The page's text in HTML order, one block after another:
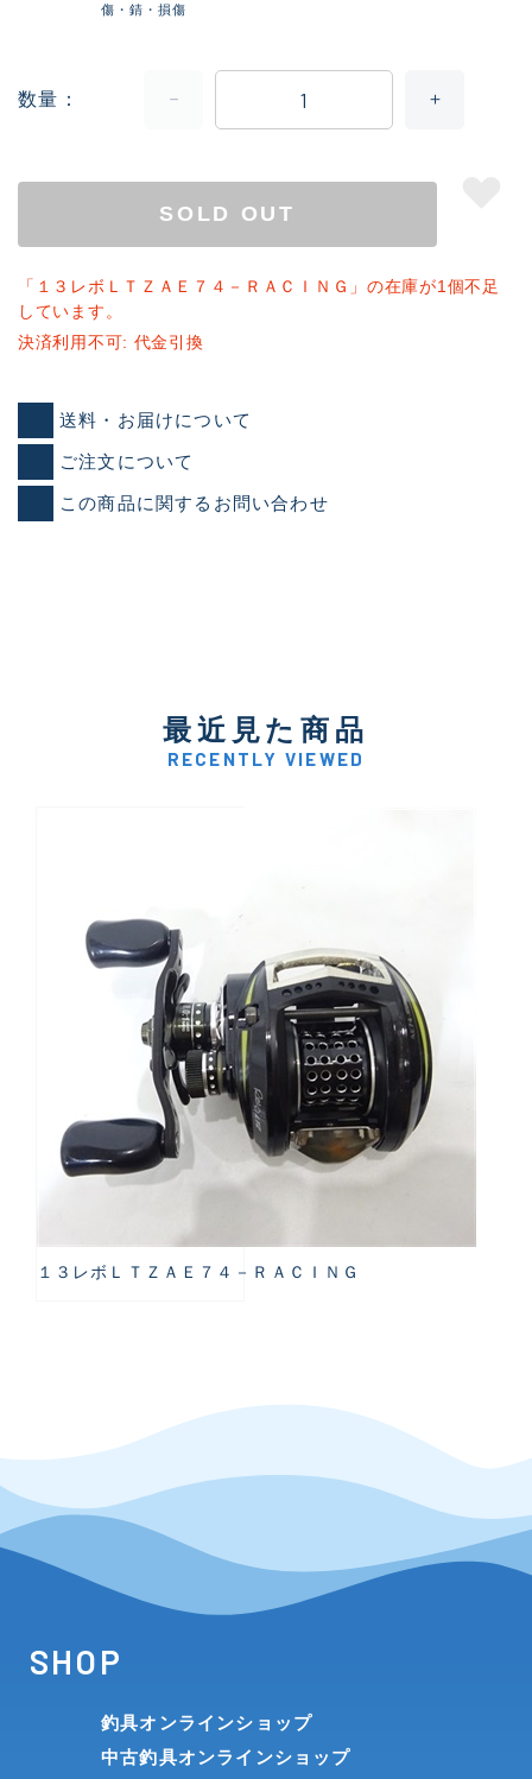
傷・錆・損傷
数量
SOLD OUT
「１３レボＬＴＺＡＥ７４－ＲＡＣＩＮＧ」の在庫が1個不足
しています。
決済利用不可: 代金引換
送料・お届けについて
ご注文について
この商品に関するお問い合わせ
最近見た商品
RECENTLY VIEWED
１３レボＬＴＺＡＥ７４－ＲＡＣＩＮＧ
SHOP
釣具オンラインショップ
中古釣具オンラインショップ